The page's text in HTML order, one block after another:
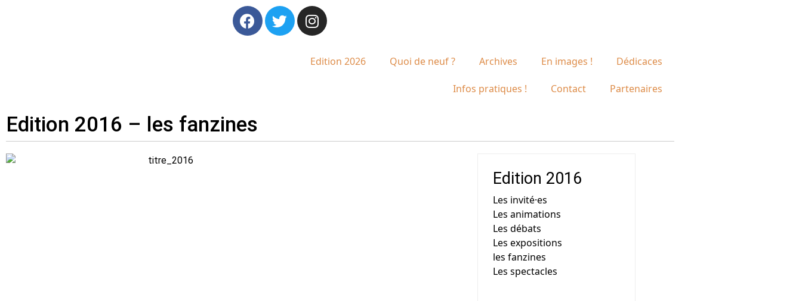
Edition 2026 Quoi de neuf ? Archives En images ! Dédicaces
Infos pratiques ! Contact Partenaires
Edition 2016 – les fanzines
Edition 2016
Les invité·es
Les animations
Les débats
Les expositions
les fanzines
Les spectacles